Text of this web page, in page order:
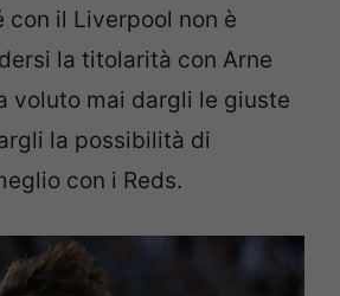
con il Liverpool non è
la titolarità con Arne
voluto mai dargli le giuste
la possibilità di
con i Reds.